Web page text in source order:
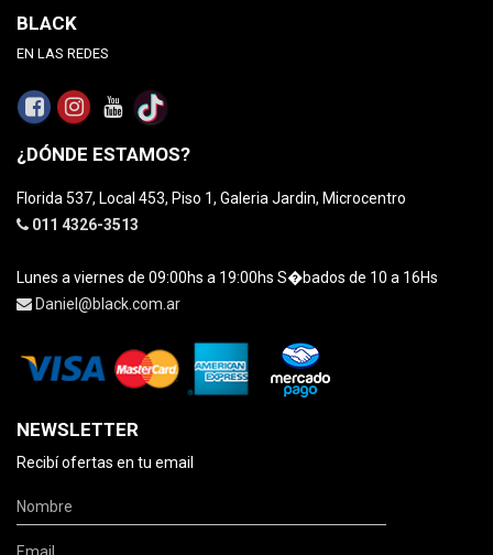
BLACK
EN LAS REDES
¿DÓNDE ESTAMOS?
Florida 537, Local 453, Piso 1, Galeria Jardin, Microcentro
011 4326-3513
Lunes a viernes de 09:00hs a 19:00hs S�bados de 10 a 16Hs
Daniel@black.com.ar
NEWSLETTER
Recibí ofertas en tu email